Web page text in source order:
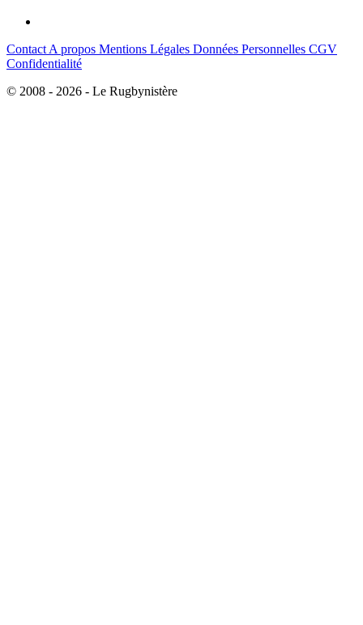
Contact A propos Mentions Légales Données Personnelles CGV
Confidentialité
© 2008 - 2026 - Le Rugbynistère